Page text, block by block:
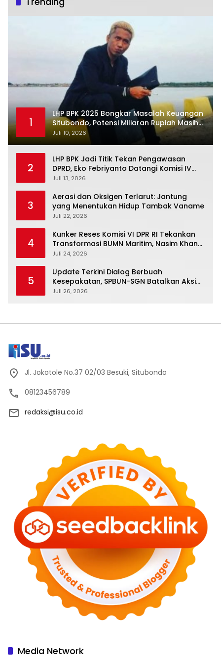
1
LHP BPK 2025 Bongkar Masalah Keuangan
Situbondo, Potensi Miliaran Rupiah Masih
Belum Terkelola
Juli 10, 2026
2
LHP BPK Jadi Titik Tekan Pengawasan
DPRD, Eko Febriyanto Datangi Komisi IV
dan Ajak Dewan Kembali Berpijak pada
Juli 13, 2026
3
Aerasi dan Oksigen Terlarut: Jantung
yang Menentukan Hidup Tambak Vaname
Juli 22, 2026
4
Kunker Reses Komisi VI DPR RI Tekankan
Transformasi BUMN Maritim, Nasim Khan
Kawal Penguatan Sektor Laut
Juli 24, 2026
5
Update Terkini Dialog Berbuah
Kesepakatan, SPBUN-SGN Batalkan Aksi
Nasional Setelah Holding Penuhi Sejumlah
Juli 26, 2026
Jl. Jokotole No.37 02/03 Besuki, Situbondo
08123456789
redaksi@isu.co.id
Media Network